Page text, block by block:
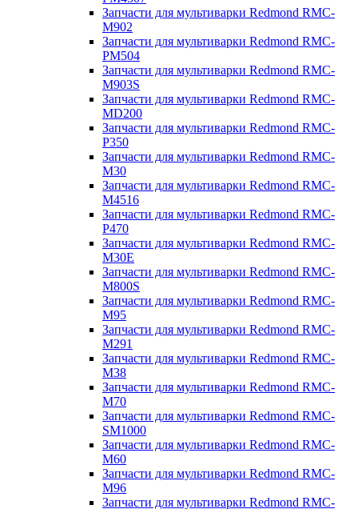
Запчасти для мультиварки Redmond RMC-
M902
Запчасти для мультиварки Redmond RMC-
PM504
Запчасти для мультиварки Redmond RMC-
M903S
Запчасти для мультиварки Redmond RMC-
MD200
Запчасти для мультиварки Redmond RMC-
P350
Запчасти для мультиварки Redmond RMC-
M30
Запчасти для мультиварки Redmond RMC-
M4516
Запчасти для мультиварки Redmond RMC-
P470
Запчасти для мультиварки Redmond RMC-
M30E
Запчасти для мультиварки Redmond RMC-
M800S
Запчасти для мультиварки Redmond RMC-
M95
Запчасти для мультиварки Redmond RMC-
M291
Запчасти для мультиварки Redmond RMC-
M38
Запчасти для мультиварки Redmond RMC-
M70
Запчасти для мультиварки Redmond RMC-
SM1000
Запчасти для мультиварки Redmond RMC-
M60
Запчасти для мультиварки Redmond RMC-
M96
Запчасти для мультиварки Redmond RMC-